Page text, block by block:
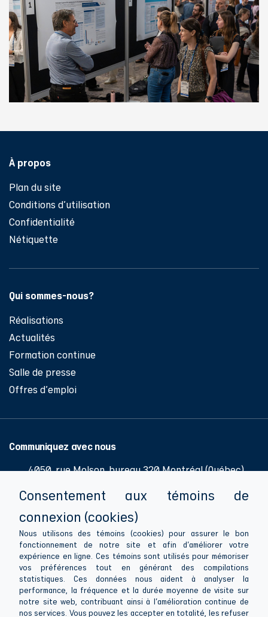
Pied de page
À propos
Plan du site
Conditions d'utilisation
Confidentialité
Nétiquette
Qui sommes-nous?
Réalisations
Actualités
Formation continue
Salle de presse
Offres d'emploi
Communiquez avec nous
4050, rue Molson, bureau 320 Montréal (Québec)
514 286-1081
info@apesquebec.org
Suivez-nous
Consentement aux témoins de
connexion (cookies)
Nous utilisons des témoins (cookies) pour assurer le bon
fonctionnement de notre site et afin d'améliorer votre
expérience en ligne. Ces témoins sont utilisés pour mémoriser
vos préférences tout en générant des compilations
statistiques. Ces données nous aident à analyser la
performance, la fréquence et la durée moyenne de visite sur
notre site web, contribuant ainsi à l'amélioration continue de
nos services. Vous pouvez les accepter en totalité, les refuser